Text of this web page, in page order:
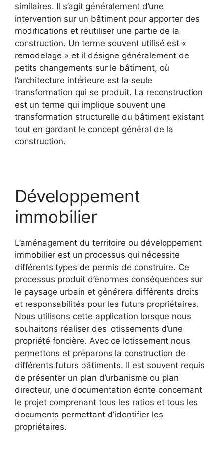
similaires. Il s’agit généralement d’une
intervention sur un bâtiment pour apporter des
modifications et réutiliser une partie de la
construction. Un terme souvent utilisé est «
remodelage » et il désigne généralement de
petits changements sur le bâtiment, où
l’architecture intérieure est la seule
transformation qui se produit. La reconstruction
est un terme qui implique souvent une
transformation structurelle du bâtiment existant
tout en gardant le concept général de la
construction.
Développement
immobilier
L’aménagement du territoire ou développement
immobilier est un processus qui nécessite
différents types de permis de construire. Ce
processus produit d’énormes conséquences sur
le paysage urbain et générera différents droits
et responsabilités pour les futurs propriétaires.
Nous utilisons cette application lorsque nous
souhaitons réaliser des lotissements d’une
propriété foncière. Avec ce lotissement nous
permettons et préparons la construction de
différents futurs bâtiments. Il est souvent requis
de présenter un plan d’urbanisme ou plan
directeur, une documentation écrite concernant
le projet comprenant tous les ratios et tous les
documents permettant d’identifier les
propriétaires.